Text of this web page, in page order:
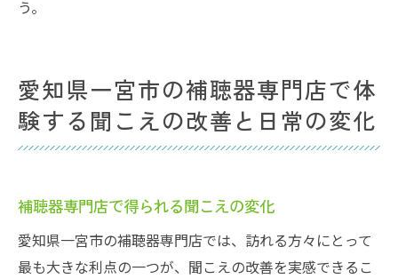
う。
愛知県一宮市の補聴器専門店で体
験する聞こえの改善と日常の変化
補聴器専門店で得られる聞こえの変化
愛知県一宮市の補聴器専門店では、訪れる方々にとって
最も大きな利点の一つが、聞こえの改善を実感できるこ